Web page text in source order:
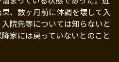
、数ヶ月前に体調を壊して入
院先等については知らないと
家には戻っていないとのこと